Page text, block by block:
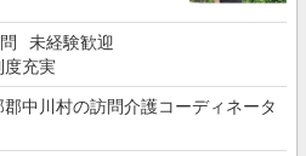
未経験歓迎
度充実
郡中川村の訪問介護コーディネータ